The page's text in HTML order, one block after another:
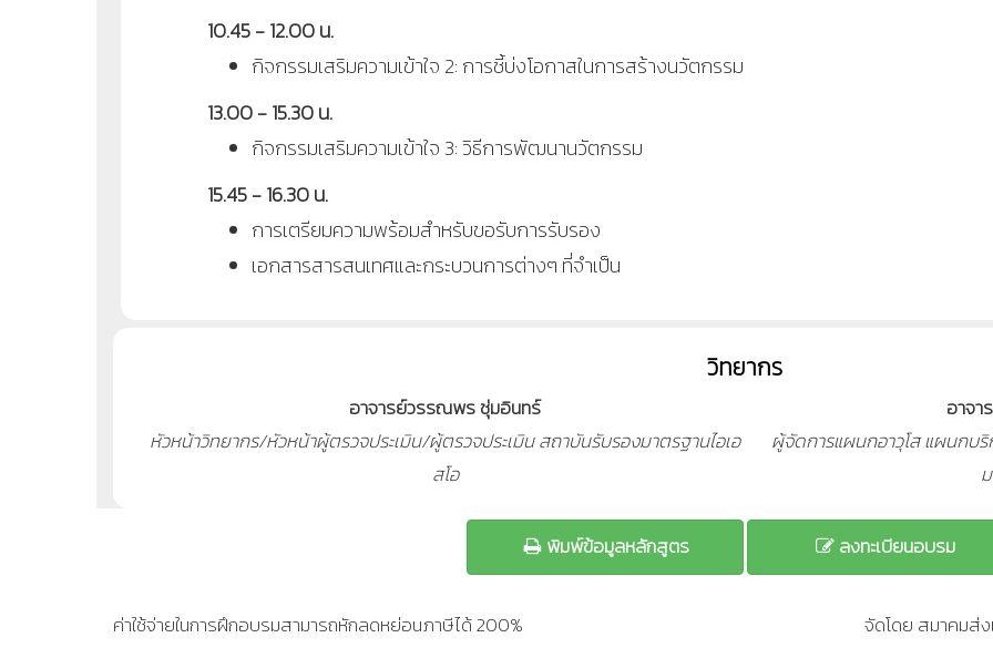
10.45 - 12.00 น.
กิจกรรมเสริมความเข้าใจ 2: การชี้บ่งโอกาสในการสร้างนวัตกรรม
13.00 - 15.30 น.
กิจกรรมเสริมความเข้าใจ 3: วิธีการพัฒนานวัตกรรม
15.45 - 16.30 น.
การเตรียมความพร้อมสำหรับขอรับการรับรอง
เอกสารสารสนเทศและกระบวนการต่างๆ ที่จำเป็น
วิทยากร
อาจารย์วรรณพร ชุ่มอินทร์
หัวหน้าวิทยากร/หัวหน้าผู้ตรวจประเมิน/ผู้ตรวจประเมิน สถาบันรับรองมาตรฐานไอเอ
สโอ
อาจ
ผู้จัดการแผนกอาวุโส แผนกบ
พิมพ์ข้อมูลหลักสูตร ลงทะเบียนอบรม
ค่าใช้จ่ายในการฝึกอบรมสามารถหักลดหย่อนภาษีได้ 200% จัดโดย สมาคมส่